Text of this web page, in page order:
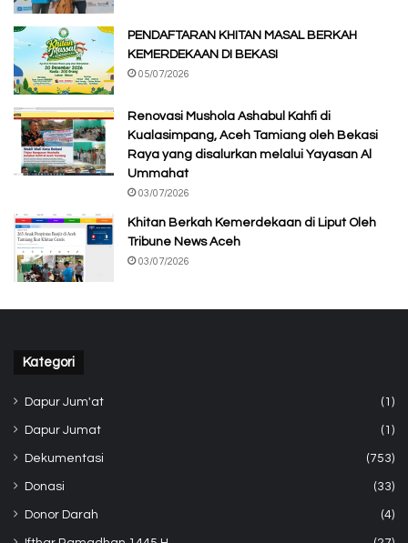
PENDAFTARAN KHITAN MASAL BERKAH
KEMERDEKAAN DI BEKASI
05/07/2026
Renovasi Mushola Ashabul Kahfi di
Kualasimpang, Aceh Tamiang oleh Bekasi
Raya yang disalurkan melalui Yayasan Al
Ummahat
03/07/2026
Khitan Berkah Kemerdekaan di Liput Oleh
Tribune News Aceh
03/07/2026
Kategori
Dapur Jum'at (1)
Dapur Jumat (1)
Dekumentasi (753)
Donasi (33)
Donor Darah (4)